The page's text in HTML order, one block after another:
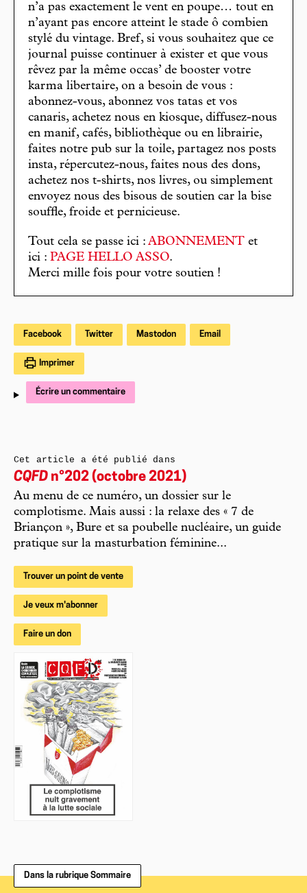
n’a pas exactement le vent en poupe… tout en
n’ayant pas encore atteint le stade ô combien
stylé du vintage. Bref, si vous souhaitez que ce
journal puisse continuer à exister et que vous
rêvez par la même occas’ de booster votre
karma libertaire, on a besoin de vous :
abonnez-vous, abonnez vos tatas et vos
canaris, achetez nous en kiosque, diffusez-nous
en manif, cafés, bibliothèque ou en librairie,
faites notre pub sur la toile, partagez nos posts
insta, répercutez-nous, faites nous des dons,
achetez nos t-shirts, nos livres, ou simplement
envoyez nous des bisous de soutien car la bise
souffle, froide et pernicieuse.
Tout cela se passe ici : ABONNEMENT et
ici : PAGE HELLO ASSO.
Merci mille fois pour votre soutien !
Facebook Twitter Mastodon Email
Imprimer
Écrire un commentaire
Cet article a été publié dans
CQFD n°202 (octobre 2021)
Au menu de ce numéro, un dossier sur le
complotisme. Mais aussi : la relaxe des « 7 de
Briançon », Bure et sa poubelle nucléaire, un guide
pratique sur la masturbation féminine...
Trouver un point de vente
Je veux m'abonner
Faire un don
Dans la rubrique Sommaire